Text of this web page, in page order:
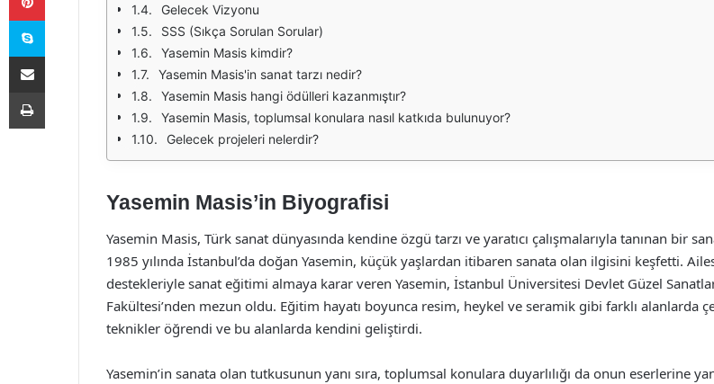
Gelecek Vizyonu
SSS (Sıkça Sorulan Sorular)
Yasemin Masis kimdir?
Yasemin Masis'in sanat tarzı nedir?
Yasemin Masis hangi ödülleri kazanmıştır?
Yasemin Masis, toplumsal konulara nasıl katkıda bulunuyor?
Gelecek projeleri nelerdir?
Yasemin Masis’in Biyografisi
Yasemin Masis, Türk sanat dünyasında kendine özgü tarzı ve yaratıcı çalışmalarıyla tanınan bir
1985 yılında İstanbul’da doğan Yasemin, küçük yaşlardan itibaren sanata olan ilgisini keşfetti.
destekleriyle sanat eğitimi almaya karar veren Yasemin, İstanbul Üniversitesi Devlet Güzel
Fakültesi’nden mezun oldu. Eğitim hayatı boyunca resim, heykel ve seramik gibi farklı alanlarda
teknikler öğrendi ve bu alanlarda kendini geliştirdi.
Yasemin’in sanata olan tutkusunun yanı sıra, toplumsal konulara duyarlılığı da onun eserlerine
Skype
E-Posta ile paylaş